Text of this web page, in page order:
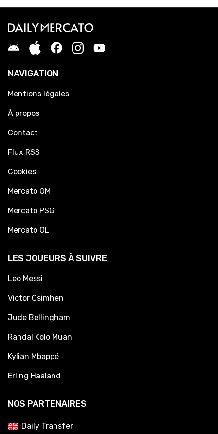
NAVIGATION
Mentions légales
À propos
Contact
Flux RSS
Cookies
Mercato OM
Mercato PSG
Mercato OL
LES JOUEURS À SUIVRE
Leo Messi
Victor Osimhen
Jude Bellingham
Randal Kolo Muani
Kylian Mbappé
Erling Haaland
NOS PARTENAIRES
Daily Transfer